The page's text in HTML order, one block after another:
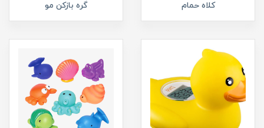
کلاه حمام گره بازکن مو